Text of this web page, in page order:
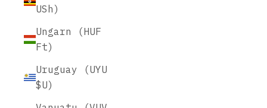
USh)
Ungarn (HUF
Ft)
Uruguay (UYU
$U)